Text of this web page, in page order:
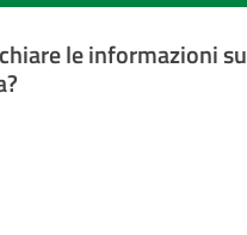
le informazioni su